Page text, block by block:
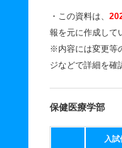
・この資料は、
報を元に作成して
※内容には変更等
ジなどで詳細を確
保健医療学部
入試